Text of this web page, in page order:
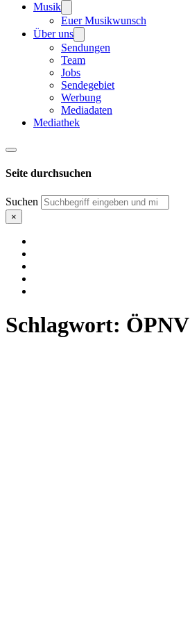
Musik
Euer Musikwunsch
Über uns
Sendungen
Team
Jobs
Sendegebiet
Werbung
Mediadaten
Mediathek
Seite durchsuchen
Suchen
×
Schlagwort: ÖPNV